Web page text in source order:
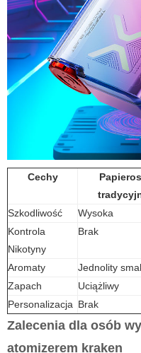
Cechy
Szkodliwość
Wysoka
Kontrola
Nikotyny
Brak
Aromaty Jednolity
Zapach
Uciążliwy
Personalizacja Brak
Zalecenia dla osób
atomizerem kraken